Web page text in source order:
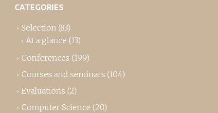
CATEGORIES
Selection (83)
At a glance (13)
Conferences (199)
Courses and seminars (104)
Evaluations (2)
Computer Science (20)